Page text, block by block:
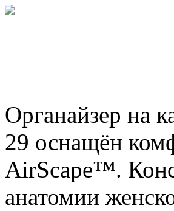
Органайзер на
29 оснащён
AirScape™.
анатомии